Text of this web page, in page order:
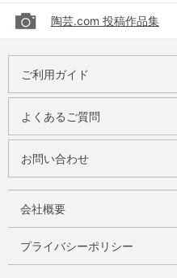
陶芸.com 投稿作品集
ご利用ガイド
よくあるご質問
お問い合わせ
会社概要
プライバシーポリシー